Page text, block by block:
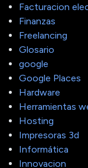
Facturacion
Finanzas
Freelancing
Glosario
google
Google Places
Hardware
Herramientas
Hosting
Impresoras 3d
Informática
Innovacion